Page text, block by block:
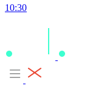
10:30